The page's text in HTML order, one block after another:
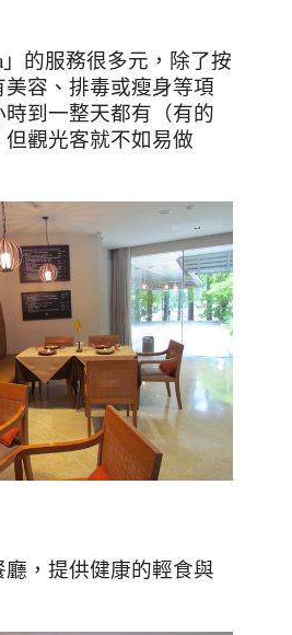
」的服務很多元，除了按
容、排毒或瘦身等項
時到一整天都有（有的
觀光客就不如易做
，提供健康的輕食與